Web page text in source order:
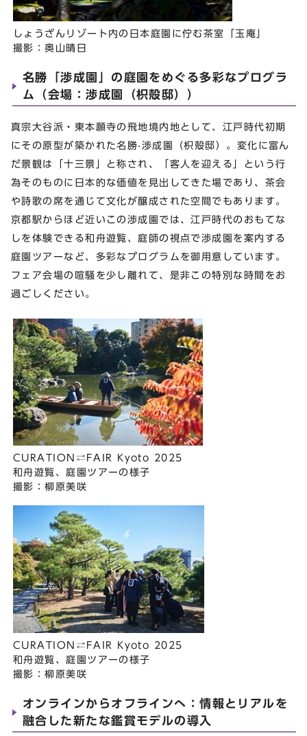
しょうざんリゾート内の⽇本庭園に佇む茶室「⽟庵」
撮影：奥⼭晴⽇
名勝「渉成園」の庭園をめぐる多彩なプログラ
ム（会場：渉成園（枳殻邸））
真宗大谷派・東本願寺の⾶地境内地として、江⼾時代初期
にその原型が築かれた名勝‧渉成園（枳殻邸）。変化に富ん
だ景観は「⼗三景」と称され、「客人を迎える」という⾏
為そのものに⽇本的な価値を⾒出してきた場であり、茶会
や詩歌の席を通じて⽂化が醸成された空間でもあります。
京都駅からほど近いこの渉成園では、江戸時代のおもてな
しを体験できる和舟遊覧、庭師の視点で渉成園を案内する
庭園ツアーなど、多彩なプログラムを御用意しています。
フェア会場の喧騒を少し離れて、是非この特別な時間をお
過ごしください。
CURATION⇄FAIR Kyoto 2025
和⾈遊覧、庭園ツアーの様⼦
撮影：柳原美咲
CURATION⇄FAIR Kyoto 2025
和⾈遊覧、庭園ツアーの様⼦
撮影：柳原美咲
オンラインからオフラインへ：情報とリアルを
融合した新たな鑑賞モデルの導⼊